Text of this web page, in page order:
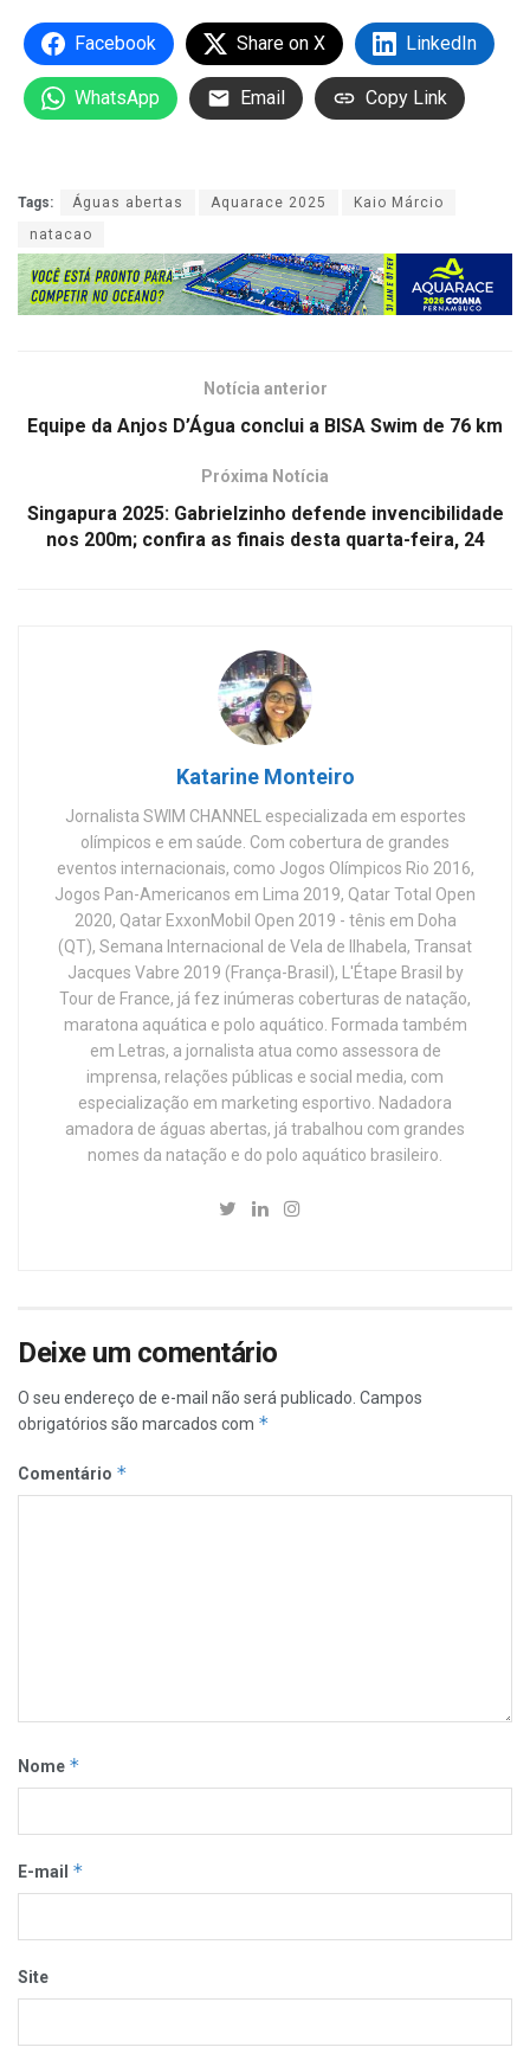
Facebook Share on X LinkedIn
WhatsApp Email Copy Link
Tags: Águas abertas Aquarace 2025
Kaio Márcio
natacao
Notícia anterior
Equipe da Anjos D’Água conclui a BISA Swim de 76 km
Próxima Notícia
Singapura 2025: Gabrielzinho defende invencibilidade
nos 200m; confira as finais desta quarta-feira, 24
Katarine Monteiro
Jornalista SWIM CHANNEL especializada em esportes
olímpicos e em saúde. Com cobertura de grandes
eventos internacionais, como Jogos Olímpicos Rio 2016,
Jogos Pan-Americanos em Lima 2019, Qatar Total Open
2020, Qatar ExxonMobil Open 2019 - tênis em Doha
(QT), Semana Internacional de Vela de Ilhabela, Transat
Jacques Vabre 2019 (França-Brasil), L'Étape Brasil by
Tour de France, já fez inúmeras coberturas de natação,
maratona aquática e polo aquático. Formada também
em Letras, a jornalista atua como assessora de
imprensa, relações públicas e social media, com
especialização em marketing esportivo. Nadadora
amadora de águas abertas, já trabalhou com grandes
nomes da natação e do polo aquático brasileiro.
Deixe um comentário
O seu endereço de e-mail não será publicado. Campos
obrigatórios são marcados com *
Comentário *
Nome *
E-mail *
Site